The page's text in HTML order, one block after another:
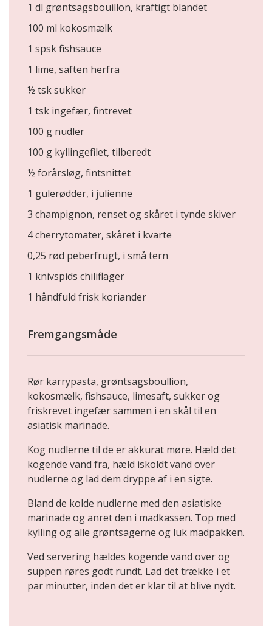
1 dl grøntsagsbouillon, kraftigt blandet
100 ml kokosmælk
1 spsk fishsauce
1 lime, saften herfra
½ tsk sukker
1 tsk ingefær, fintrevet
100 g nudler
100 g kyllingefilet, tilberedt
½ forårsløg, fintsnittet
1 gulerødder, i julienne
3 champignon, renset og skåret i tynde skiver
4 cherrytomater, skåret i kvarte
0,25 rød peberfrugt, i små tern
1 knivspids chiliflager
1 håndfuld frisk koriander
Fremgangsmåde
Rør karrypasta, grøntsagsboullion,
kokosmælk, fishsauce, limesaft, sukker og
friskrevet ingefær sammen i en skål til en
asiatisk marinade.
Kog nudlerne til de er akkurat møre. Hæld det
kogende vand fra, hæld iskoldt vand over
nudlerne og lad dem dryppe af i en sigte.
Bland de kolde nudlerne med den asiatiske
marinade og anret den i madkassen. Top med
kylling og alle grøntsagerne og luk madpakken.
Ved servering hældes kogende vand over og
suppen røres godt rundt. Lad det trække i et
par minutter, inden det er klar til at blive nydt.